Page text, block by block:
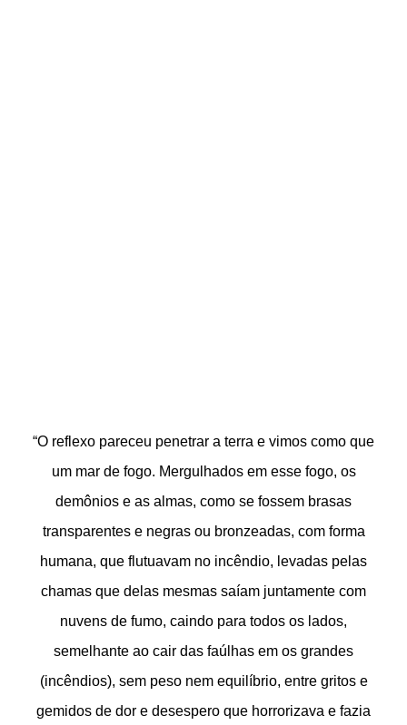
“O reflexo pareceu penetrar a terra e vimos como que
um mar de fogo. Mergulhados em esse fogo, os
demônios e as almas, como se fossem brasas
transparentes e negras ou bronzeadas, com forma
humana, que flutuavam no incêndio, levadas pelas
chamas que delas mesmas saíam juntamente com
nuvens de fumo, caindo para todos os lados,
semelhante ao cair das faúlhas em os grandes
(incêndios), sem peso nem equilíbrio, entre gritos e
gemidos de dor e desespero que horrorizava e fazia